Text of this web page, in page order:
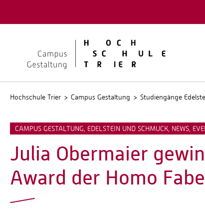
Hochschule Trier Campus Gestaltung Studiengänge
CAMPUS GESTALTUNG, EDELSTEIN UND SCHMUCK, NEWS,
Julia Obermaier
Award der Homo